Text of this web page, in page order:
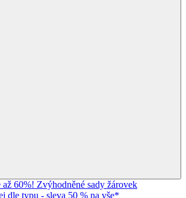
až 60%! Zvýhodněné sady žárovek
dle typu - sleva 50 % na vše*